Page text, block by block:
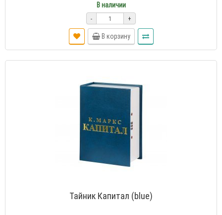
В наличии
- +
В корзину
Тайник Капитал (blue)